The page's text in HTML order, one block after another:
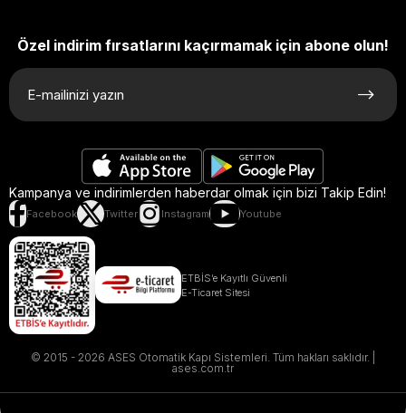
Özel indirim fırsatlarını kaçırmamak için abone olun!
Kampanya ve indirimlerden haberdar olmak için bizi Takip Edin!
Facebook Twitter Instagram Youtube
ETBİS’e Kayıtlı Güvenli
E-Ticaret Sitesi
© 2015 - 2026 ASES Otomatik Kapı Sistemleri. Tüm hakları saklıdır. |
ases.com.tr